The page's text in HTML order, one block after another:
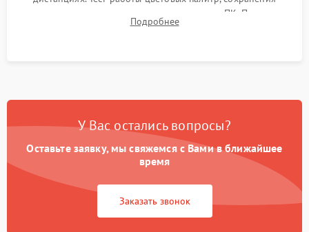
термограмм в память и передачи данных на ПК. Проверка
автономности работы и итоговый контроль качества.
Подробнее
У Вас остались вопросы?
Оставьте заявку, мы свяжемся с Вами в ближайшее
время
Заказать звонок